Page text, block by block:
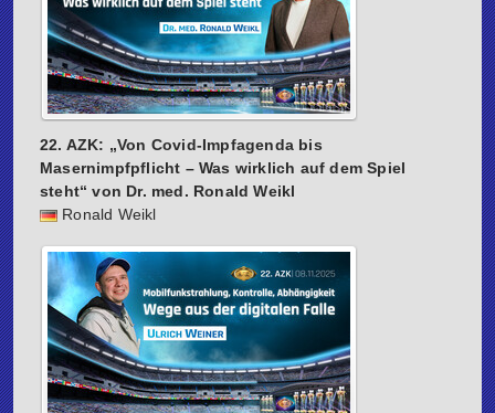
22. AZK: „Von Covid-Impfagenda bis
Masernimpfpflicht – Was wirklich auf dem Spiel
steht“ von Dr. med. Ronald Weikl
Ronald Weikl